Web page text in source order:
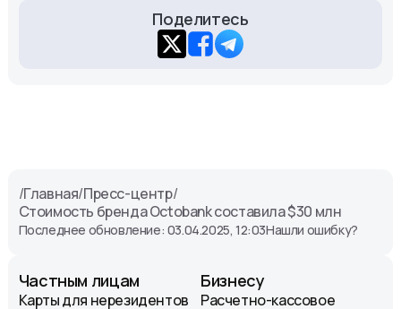
Поделитесь
/Главная/Пресс-центр/
Стоимость бренда Octobank составила $30 млн
Последнее обновление: 03.04.2025, 12:03Нашли ошибку?
Частным лицам
Карты для нерезидентов
Бизнесу
Расчетно-кассовое